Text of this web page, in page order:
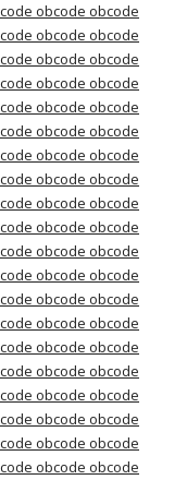
obcode obcode
obcode obcode
obcode obcode
obcode obcode
obcode obcode
obcode obcode
obcode obcode
obcode obcode
obcode obcode
obcode obcode
obcode obcode
obcode obcode
obcode obcode
obcode obcode
obcode obcode
obcode obcode
obcode obcode
obcode obcode
obcode obcode
obcode obcode